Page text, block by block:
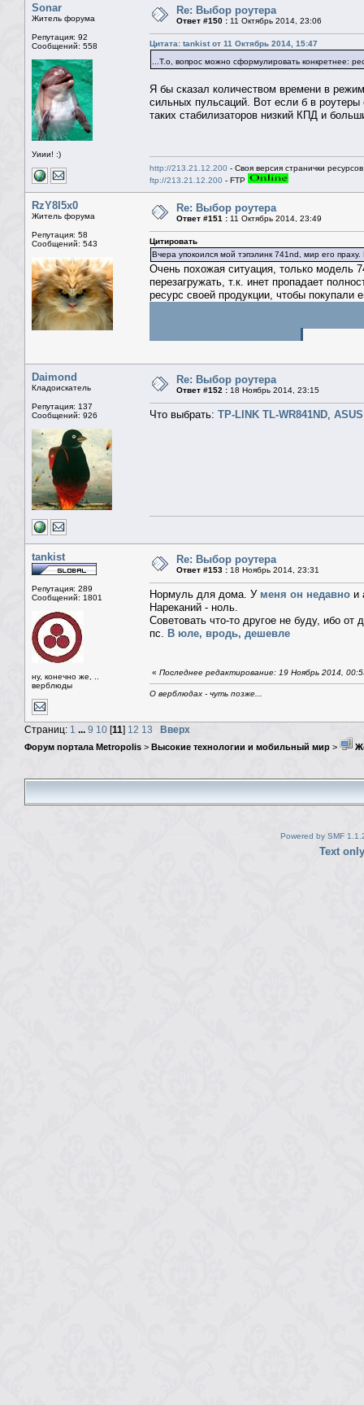
Sonar
Житель форума
Репутация: 92
Сообщений: 558
Уиии! :)
Re: Выбор роутера
Ответ #150 : 11 Октябрь 2014, 23:06
Цитата: tankist от 11 Октябрь 2014, 15:47
...Т.о, вопрос можно сформулировать конкретнее:
Я бы сказал количеством времени в
сильных пульсаций. Вот если б в
таких стабилизаторов низкий КПД и
http://213.21.12.200 - Своя версия странички
ftp://213.21.12.200 - FTP
RzY8l5x0
Житель форума
Репутация: 58
Сообщений: 543
Re: Выбор роутера
Ответ #151 : 11 Октябрь 2014, 23:49
Цитировать
Вчера упокоился мой тэпэлинк 741nd, мир его
Очень похожая ситуация, только модель
перезагружать, т.к. инет пропадает
ресурс своей продукции, чтобы
Daimond
Кладоискатель
Репутация: 137
Сообщений: 926
Re: Выбор роутера
Ответ #152 : 18 Ноябрь 2014, 23:15
Что выбрать: TP-LINK TL-WR841ND,
tankist
Репутация: 289
Сообщений: 1801
ну, конечно же, ..
верблюды
Re: Выбор роутера
Ответ #153 : 18 Ноябрь 2014, 23:31
Нормуль для дома. Уменя он недавно и
Нареканий - ноль.
Советовать что-то другое не буду, ибо от
пс. В юле, вродь, дешевле
« Последнее редактирование: 19 Ноябрь 2014,
О верблюдах - чуть позже...
Страниц: 1 ... 9 10 [11] 12 13 Вверх
Форум портала Metropolis > Высокие технологии и мобильный мир >
Powered by SMF
Text